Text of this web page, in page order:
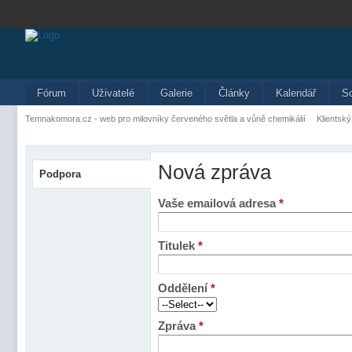
Fórum Uživatelé Galerie Články Kalendář
Temnakomora.cz - web pro milovníky červeného světla a vůně chemikálií
Podpora Nová zpráva
Vaše emailová adresa*
Titulek *
Oddělení*
Zpráva*